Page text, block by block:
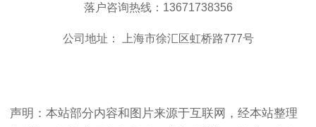
落户咨询热线：13671738356
公司地址： 上海市徐汇区虹桥路777号
声明：本站部分内容和图片来源于互联网，经本站整理